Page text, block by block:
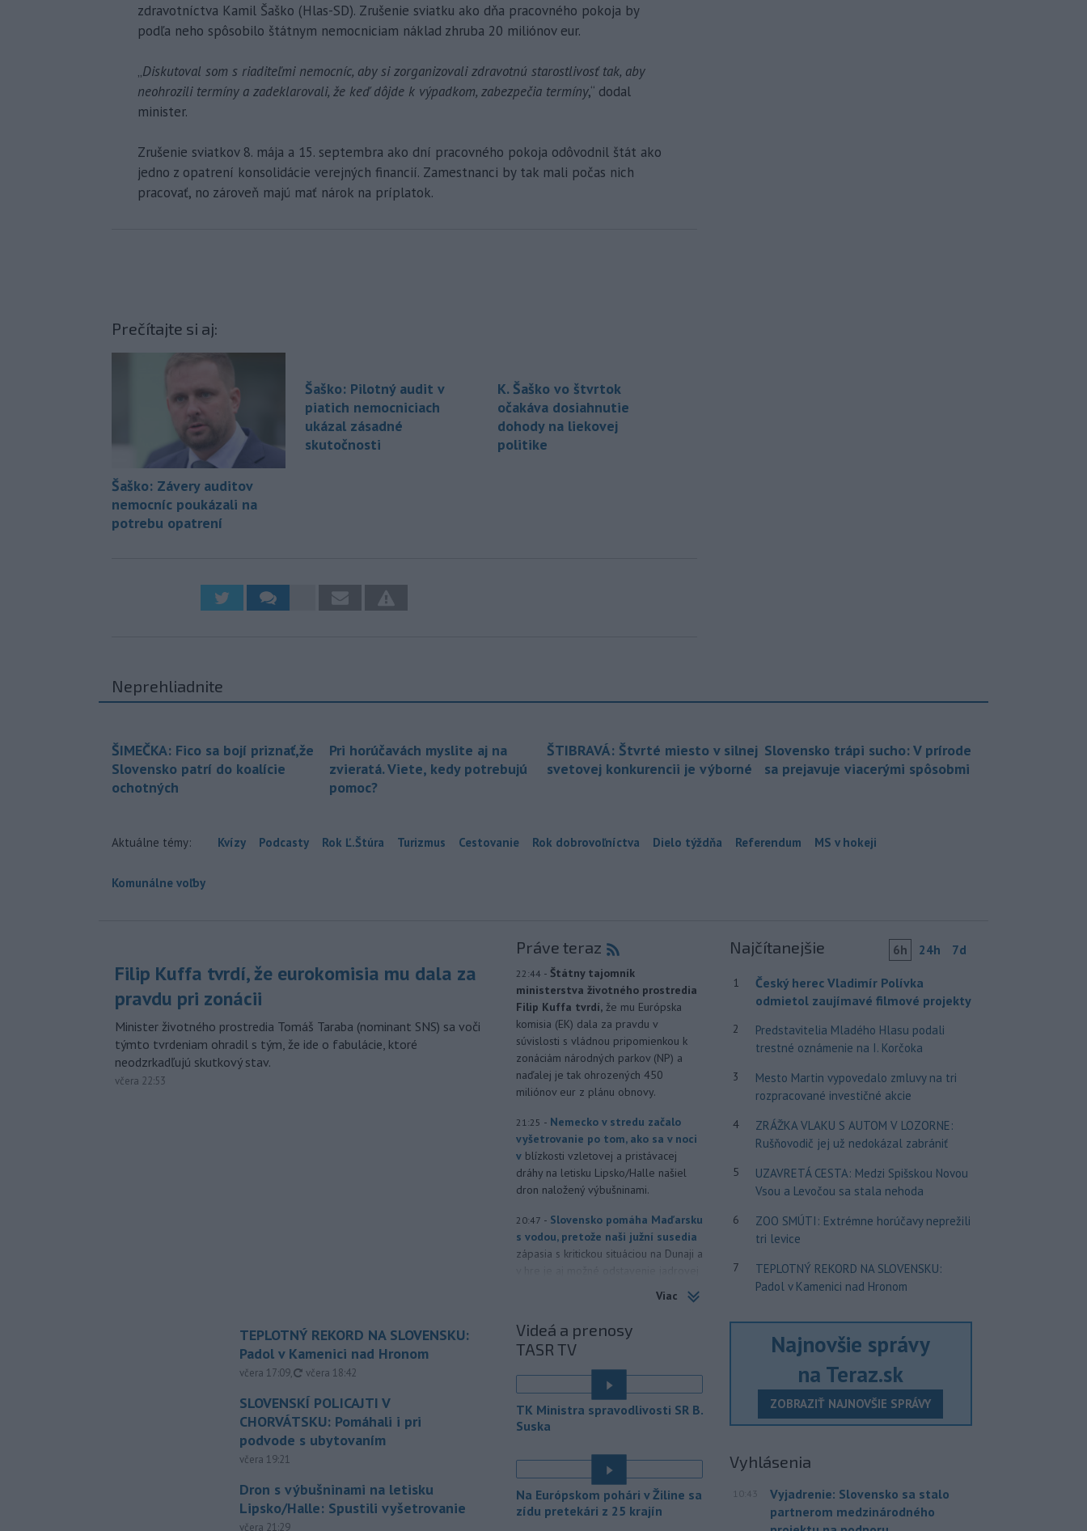
zdravotníctva Kamil Šaško (Hlas-SD). Zrušenie sviatku ako dňa pracovného pokoja by
podľa neho spôsobilo štátnym nemocniciam náklad zhruba 20 miliónov eur.
„Diskutoval som s riaditeľmi nemocníc, aby si zorganizovali zdravotnú starostlivosť tak, aby
neohrozili termíny a zadeklarovali, že keď dôjde k výpadkom, zabezpečia termíny,“ dodal
minister.
Zrušenie sviatkov 8. mája a 15. septembra ako dní pracovného pokoja odôvodnil štát ako
jedno z opatrení konsolidácie verejných financií. Zamestnanci by tak mali počas nich
pracovať, no zároveň majú mať nárok na príplatok.
Prečítajte si aj:
Šaško: Závery auditov
nemocníc poukázali na
potrebu opatrení
Šaško: Pilotný audit v
piatich nemocniciach
ukázal zásadné
skutočnosti
K. Šaško vo štvrtok
očakáva dosiahnutie
dohody na liekovej
politike
Neprehliadnite
ŠIMEČKA: Fico sa bojí priznať,že
Slovensko patrí do koalície
ochotných
Pri horúčavách myslite aj na
zvieratá. Viete, kedy potrebujú
pomoc?
ŠTIBRAVÁ: Štvrté miesto v silnej
svetovej konkurencii je výborné
Slovensko trápi sucho: V prírode
sa prejavuje viacerými spôsobmi
Aktuálne témy: Kvízy Podcasty Rok Ľ.Štúra Turizmus Cestovanie Rok dobrovoľníctva Dielo týždňa Referendum MS v hokeji
Komunálne voľby
Filip Kuffa tvrdí, že eurokomisia mu dala za
pravdu pri zonácii
Minister životného prostredia Tomáš Taraba (nominant SNS) sa voči
týmto tvrdeniam ohradil s tým, že ide o fabulácie, ktoré
neodzrkadľujú skutkový stav.
včera 22:53
TEPLOTNÝ REKORD NA SLOVENSKU:
Padol v Kamenici nad Hronom
včera 17:09, aktualizované
včera 18:42
SLOVENSKÍ POLICAJTI V
CHORVÁTSKU: Pomáhali i pri
podvode s ubytovaním
včera 19:21
Dron s výbušninami na letisku
Lipsko/Halle: Spustili vyšetrovanie
včera 21:29
Práve teraz
22:44 - Štátny tajomník
ministerstva životného prostredia
Filip Kuffa tvrdí, že mu Európska
komisia (EK) dala za pravdu v
súvislosti s vládnou pripomienkou k
zonáciám národných parkov (NP) a
naďalej je tak ohrozených 450
miliónov eur z plánu obnovy.
21:25 - Nemecko v stredu začalo
vyšetrovanie po tom, ako sa v noci
v blízkosti vzletovej a pristávacej
dráhy na letisku Lipsko/Halle našiel
dron naložený výbušninami.
20:47 - Slovensko pomáha Maďarsku
s vodou, pretože naši južní susedia
zápasia s kritickou situáciou na Dunaji a
objavila ďalší podzemný tunel,
ktorý mal
slúžiť na nelegálne
prevádzanie migrantov z Bieloruska
na územie tohto členského štátu
Európskej únie.
20:08 - Ruská dezinformačná
kandidáta, bývalého
centristického premiéra Attala. Ako
informovala agentúra AFP, odhalil ju
vládny úrad Viginum a s „vysokou
Viac
Videá a prenosy
TASR TV
TK Ministra spravodlivosti SR B.
Suska
Na Európskom pohári v Žiline sa
zídu pretekári z 25 krajín
Najčítanejšie 6h 24h 7d
1
Český herec Vladimír Polívka
odmietol zaujímavé filmové projekty
2
Predstavitelia Mladého Hlasu podali
trestné oznámenie na I. Korčoka
3
Mesto Martin vypovedalo zmluvy na tri
rozpracované investičné akcie
4
ZRÁŽKA VLAKU S AUTOM V LOZORNE:
Rušňovodič jej už nedokázal zabrániť
5
UZAVRETÁ CESTA: Medzi Spišskou Novou
Vsou a Levočou sa stala nehoda
6
ZOO SMÚTI: Extrémne horúčavy neprežili
tri levice
7
TEPLOTNÝ REKORD NA SLOVENSKU:
Padol v Kamenici nad Hronom
Najnovšie správy
na Teraz.sk
ZOBRAZIŤ NAJNOVŠIE SPRÁVY
Vyhlásenia
10:43
Vyjadrenie: Slovensko sa stalo
partnerom medzinárodného